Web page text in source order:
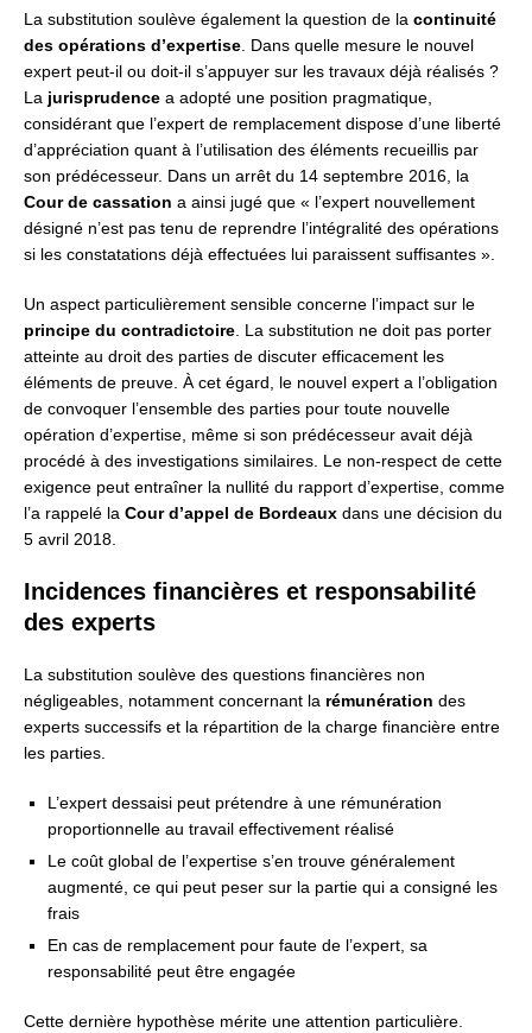
La substitution soulève également la question de la continuité
des opérations d’expertise . Dans quelle mesure le nouvel
expert peut-il ou doit-il s’appuyer sur les travaux déjà réalisés ?
La jurisprudence a adopté une position pragmatique,
considérant que l’expert de remplacement dispose d’une liberté
d’appréciation quant à l’utilisation des éléments recueillis par
son prédécesseur. Dans un arrêt du 14 septembre 2016, la
Cour de cassation a ainsi jugé que « l’expert nouvellement
désigné n’est pas tenu de reprendre l’intégralité des opérations
si les constatations déjà effectuées lui paraissent suffisantes ».
Un aspect particulièrement sensible concerne l’impact sur le
principe du contradictoire . La substitution ne doit pas porter
atteinte au droit des parties de discuter efficacement les
éléments de preuve. À cet égard, le nouvel expert a l’obligation
de convoquer l’ensemble des parties pour toute nouvelle
opération d’expertise, même si son prédécesseur avait déjà
procédé à des investigations similaires. Le non-respect de cette
exigence peut entraîner la nullité du rapport d’expertise, comme
l’a rappelé la Cour d’appel de Bordeaux dans une décision du
5 avril 2018.
Incidences financières et responsabilité
des experts
La substitution soulève des questions financières non
négligeables, notamment concernant la rémunération des
experts successifs et la répartition de la charge financière entre
les parties.
L’expert dessaisi peut prétendre à une rémunération
proportionnelle au travail effectivement réalisé
Le coût global de l’expertise s’en trouve généralement
augmenté, ce qui peut peser sur la partie qui a consigné les
frais
En cas de remplacement pour faute de l’expert, sa
responsabilité peut être engagée
Cette dernière hypothèse mérite une attention particulière.